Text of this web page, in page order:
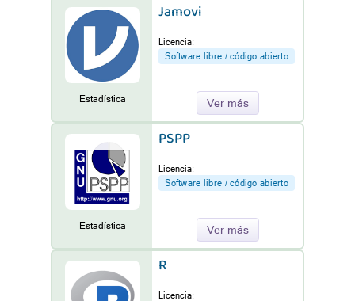
Estadística
Jamovi
Licencia:
Software libre / código abierto
Ver más
Estadística
PSPP
Licencia:
Software libre / código abierto
Ver más
R
Licencia: